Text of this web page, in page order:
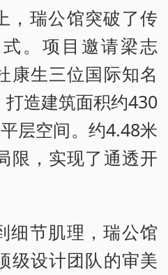
，瑞公馆突破了传
。项目邀请梁志
康生三位国际知名
造建筑面积约430
层空间。约4.48米
限，实现了通透开
细节肌理，瑞公馆
级设计团队的审美